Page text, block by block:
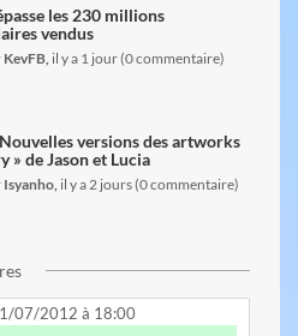
les 230 millions
vendus
KevFB, il y a 1 jour (0 commentaire)
versions des artworks
» de Jason et Lucia
Isyanho, il y a 2 jours (0 commentaire)
07/2012 à 18:00